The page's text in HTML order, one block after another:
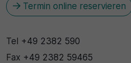
Termin online reservieren
Tel +49 2382 590
Fax +49 2382 59465